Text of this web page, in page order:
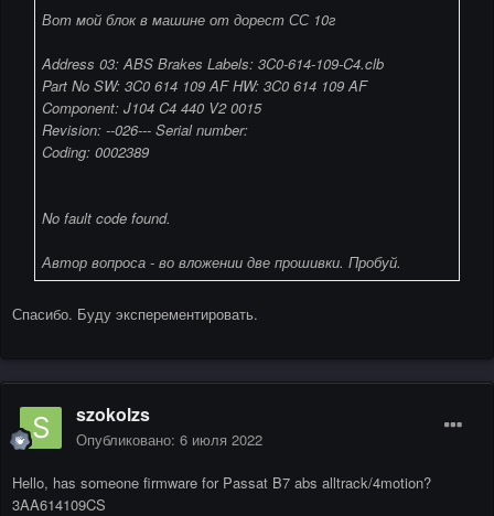
Вот мой блок в машине от дорест СС 10г
Address 03: ABS Brakes Labels: 3C0-614-109-C4.clb
Part No SW: 3C0 614 109 AF HW: 3C0 614 109 AF
Component: J104 C4 440 V2 0015
Revision: --026--- Serial number:
Coding: 0002389
No fault code found.
Автор вопроса - во вложении две прошивки. Пробуй.
Спасибо. Буду эксперементировать.
szokolzs
Опубликовано: 6 июля 2022
Hello, has someone firmware for Passat B7 abs alltrack/4motion?
3AA614109CS